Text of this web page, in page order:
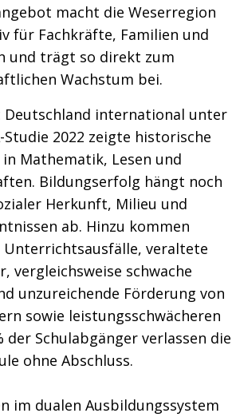
macht die Weserregion
für Fachkräfte, Familien und
und trägt so direkt zum
Wachstum bei.
Deutschland international unter
Studie 2022 zeigte historische
Mathematik, Lesen und
Bildungserfolg hängt noch
Herkunft, Milieu und
ab. Hinzu kommen
Unterrichtsausfälle, veraltete
vergleichsweise schwache
unzureichende Förderung von
sowie leistungsschwächeren
der Schulabgänger verlassen die
ohne Abschluss.
im dualen Ausbildungssystem